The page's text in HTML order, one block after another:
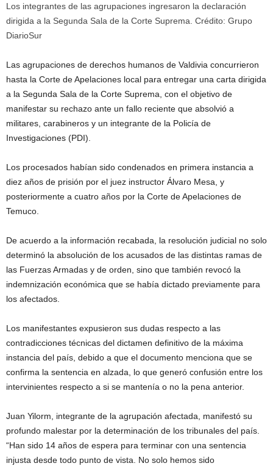
Los integrantes de las agrupaciones ingresaron la declaración
dirigida a la Segunda Sala de la Corte Suprema. Crédito: Grupo
DiarioSur
Las agrupaciones de derechos humanos de Valdivia concurrieron
hasta la Corte de Apelaciones local para entregar una carta dirigida
a la Segunda Sala de la Corte Suprema, con el objetivo de
manifestar su rechazo ante un fallo reciente que absolvió a
militares, carabineros y un integrante de la Policía de
Investigaciones (PDI).
Los procesados habían sido condenados en primera instancia a
diez años de prisión por el juez instructor Álvaro Mesa, y
posteriormente a cuatro años por la Corte de Apelaciones de
Temuco.
De acuerdo a la información recabada, la resolución judicial no solo
determinó la absolución de los acusados de las distintas ramas de
las Fuerzas Armadas y de orden, sino que también revocó la
indemnización económica que se había dictado previamente para
los afectados.
Los manifestantes expusieron sus dudas respecto a las
contradicciones técnicas del dictamen definitivo de la máxima
instancia del país, debido a que el documento menciona que se
confirma la sentencia en alzada, lo que generó confusión entre los
intervinientes respecto a si se mantenía o no la pena anterior.
Juan Yilorm, integrante de la agrupación afectada, manifestó su
profundo malestar por la determinación de los tribunales del país.
“Han sido 14 años de espera para terminar con una sentencia
injusta desde todo punto de vista. No solo hemos sido